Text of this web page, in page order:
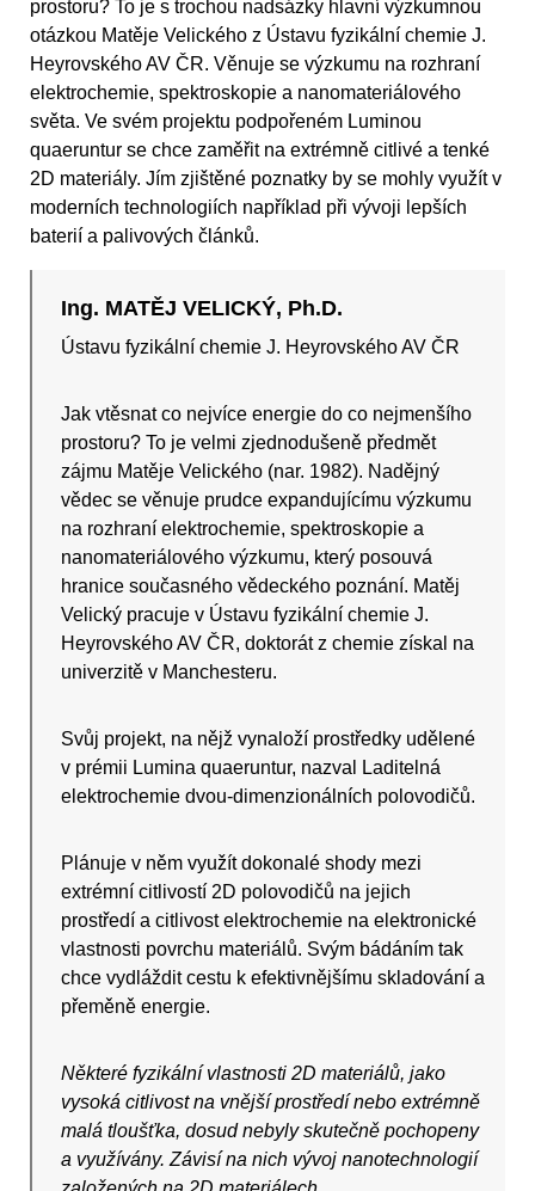
prostoru? To je s trochou nadsázky hlavní výzkumnou
otázkou Matěje Velického z Ústavu fyzikální chemie J.
Heyrovského AV ČR. Věnuje se výzkumu na rozhraní
elektrochemie, spektroskopie a nanomateriálového
světa. Ve svém projektu podpořeném Luminou
quaeruntur se chce zaměřit na extrémně citlivé a tenké
2D materiály. Jím zjištěné poznatky by se mohly využít v
moderních technologiích například při vývoji lepších
baterií a palivových článků.
Ing. MATĚJ VELICKÝ, Ph.D.
Ústavu fyzikální chemie J. Heyrovského AV ČR
Jak vtěsnat co nejvíce energie do co nejmenšího
prostoru? To je velmi zjednodušeně předmět
zájmu Matěje Velického (nar. 1982). Nadějný
vědec se věnuje prudce expandujícímu výzkumu
na rozhraní elektrochemie, spektroskopie a
nanomateriálového výzkumu, který posouvá
hranice současného vědeckého poznání. Matěj
Velický pracuje v Ústavu fyzikální chemie J.
Heyrovského AV ČR, doktorát z chemie získal na
univerzitě v Manchesteru.
Svůj projekt, na nějž vynaloží prostředky udělené
v prémii Lumina quaeruntur, nazval Laditelná
elektrochemie dvou-dimenzionálních polovodičů.
Plánuje v něm využít dokonalé shody mezi
extrémní citlivostí 2D polovodičů na jejich
prostředí a citlivost elektrochemie na elektronické
vlastnosti povrchu materiálů. Svým bádáním tak
chce vydláždit cestu k efektivnějšímu skladování a
přeměně energie.
Některé fyzikální vlastnosti 2D materiálů, jako
vysoká citlivost na vnější prostředí nebo extrémně
malá tloušťka, dosud nebyly skutečně pochopeny
a využívány. Závisí na nich vývoj nanotechnologií